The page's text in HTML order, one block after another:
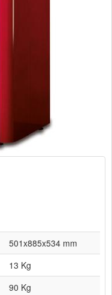
501x885x534 mm
13 Kg
90 Kg